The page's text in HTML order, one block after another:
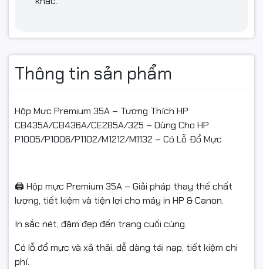
Thông tin sản phẩm
Hộp Mực Premium 35A – Tương Thích HP
CB435A/CB436A/CE285A/325 – Dùng Cho HP
P1005/P1006/P1102/M1212/M1132 – Có Lỗ Đổ Mực
🖨️ Hộp mực Premium 35A – Giải pháp thay thế chất
lượng, tiết kiệm và tiện lợi cho máy in HP & Canon.
In sắc nét, đậm đẹp đến trang cuối cùng.
Có lỗ đổ mực và xả thải, dễ dàng tái nạp, tiết kiệm chi
phí.
- Không hỗ trợ đổi/hoàn nếu: dùng cho sai dòng máy, đã tự
đổ mực/tái nạp/tháo hộp, làm hỏng do lắp sai, hoặc không có
video mở gói.
Hashtag:
#hopmucchinhhang #FullVAT #linhkienmayin
#ngocthocomputer #mucdomayin